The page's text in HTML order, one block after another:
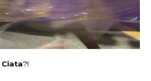
Ciata?!